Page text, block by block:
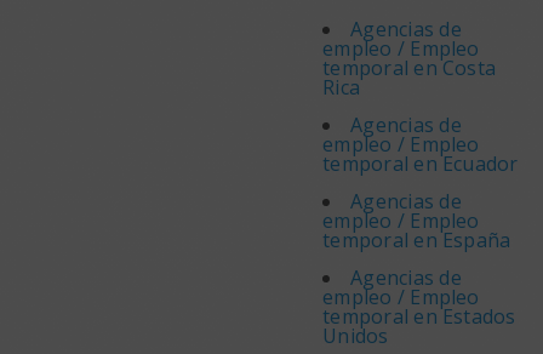
Agencias de
empleo / Empleo
temporal en Costa
Rica
Agencias de
empleo / Empleo
temporal en Ecuador
Agencias de
empleo / Empleo
temporal en España
Agencias de
empleo / Empleo
temporal en Estados
Unidos